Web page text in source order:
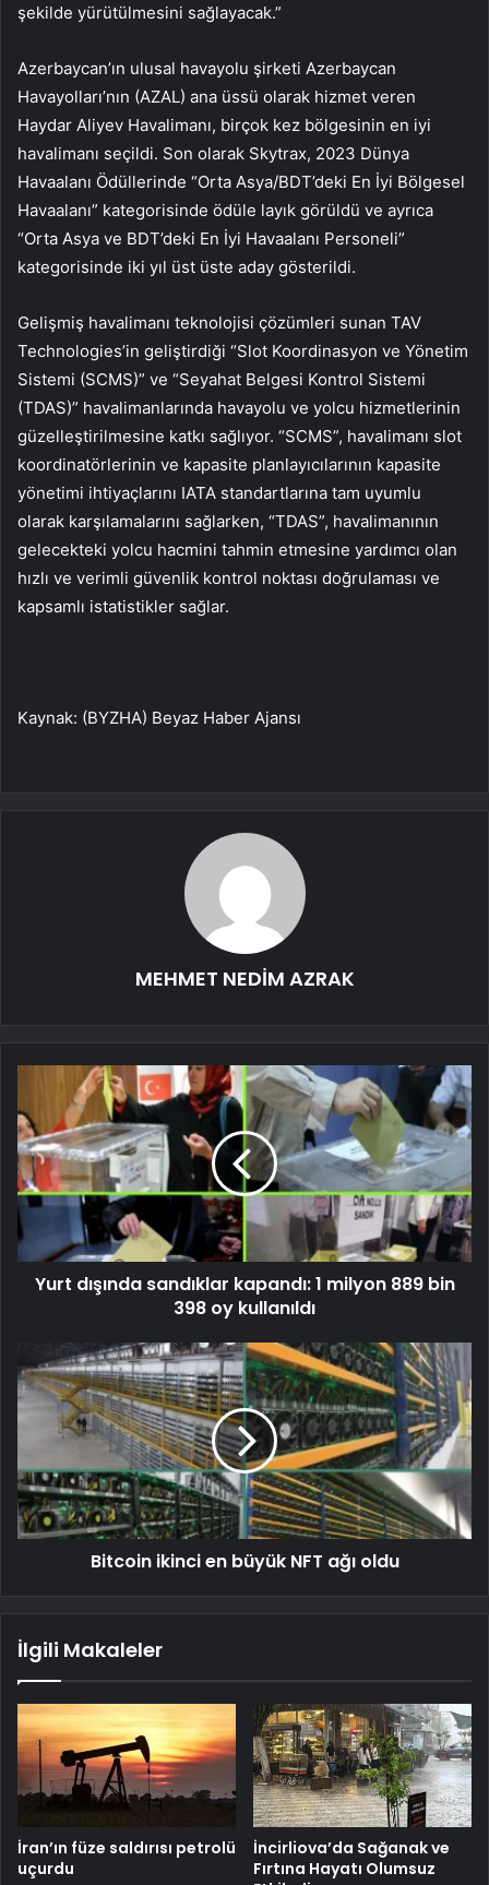
şekilde yürütülmesini sağlayacak.”
Azerbaycan’ın ulusal havayolu şirketi Azerbaycan
Havayolları’nın (AZAL) ana üssü olarak hizmet veren
Haydar Aliyev Havalimanı, birçok kez bölgesinin en iyi
havalimanı seçildi. Son olarak Skytrax, 2023 Dünya
Havaalanı Ödüllerinde “Orta Asya/BDT’deki En İyi Bölgesel
Havaalanı” kategorisinde ödüle layık görüldü ve ayrıca
“Orta Asya ve BDT’deki En İyi Havaalanı Personeli”
kategorisinde iki yıl üst üste aday gösterildi.
Gelişmiş havalimanı teknolojisi çözümleri sunan TAV
Technologies’in geliştirdiği “Slot Koordinasyon ve Yönetim
Sistemi (SCMS)” ve “Seyahat Belgesi Kontrol Sistemi
(TDAS)” havalimanlarında havayolu ve yolcu hizmetlerinin
güzelleştirilmesine katkı sağlıyor. “SCMS”, havalimanı slot
koordinatörlerinin ve kapasite planlayıcılarının kapasite
yönetimi ihtiyaçlarını IATA standartlarına tam uyumlu
olarak karşılamalarını sağlarken, “TDAS”, havalimanının
gelecekteki yolcu hacmini tahmin etmesine yardımcı olan
hızlı ve verimli güvenlik kontrol noktası doğrulaması ve
kapsamlı istatistikler sağlar.
Kaynak: (BYZHA) Beyaz Haber Ajansı
MEHMET NEDİM AZRAK
Yurt dışında sandıklar kapandı: 1 milyon 889 bin
398 oy kullanıldı
Bitcoin ikinci en büyük NFT ağı oldu
İlgili Makaleler
İran’ın füze saldırısı petrolü
uçurdu
İncirliova’da Sağanak ve
Fırtına Hayatı Olumsuz